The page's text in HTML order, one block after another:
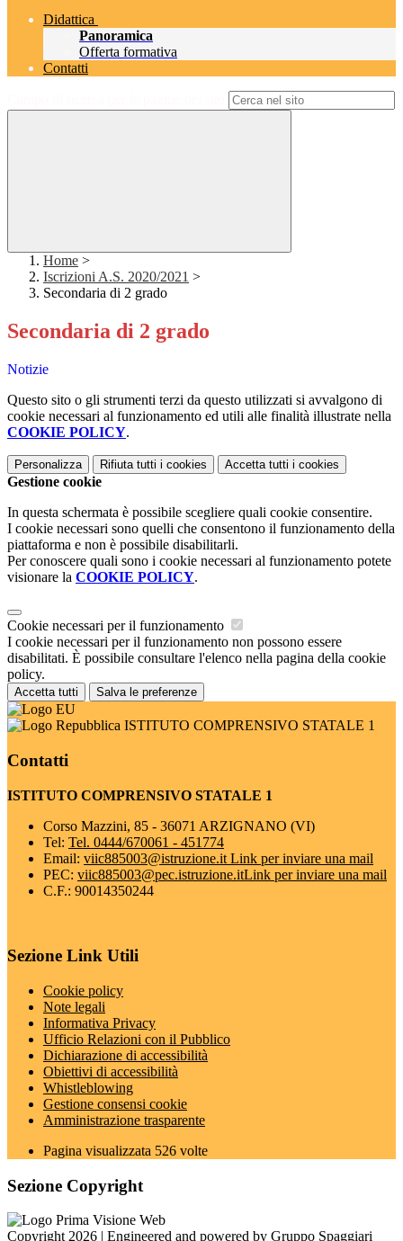
Didattica
Panoramica
Offerta formativa
Contatti
Home >
Iscrizioni A.S. 2020/2021 >
Secondaria di 2 grado
Secondaria di 2 grado
Notizie
Questo sito o gli strumenti terzi da questo utilizzati si avvalgono di
cookie necessari al funzionamento ed utili alle finalità illustrate nella
COOKIE POLICY.
Personalizza Rifiuta tutti i cookies Accetta tutti i cookies
Gestione cookie
In questa schermata è possibile scegliere quali cookie consentire.
I cookie necessari sono quelli che consentono il funzionamento della
piattaforma e non è possibile disabilitarli.
Per conoscere quali sono i cookie necessari al funzionamento potete
visionare la COOKIE POLICY.
Cookie necessari per il funzionamento
I cookie necessari per il funzionamento non possono essere
disabilitati. È possibile consultare l'elenco nella pagina della cookie
policy.
Accetta tutti Salva le preferenze
ISTITUTO COMPRENSIVO STATALE 1
Contatti
ISTITUTO COMPRENSIVO STATALE 1
Corso Mazzini, 85 - 36071 ARZIGNANO (VI)
Tel: Tel. 0444/670061 - 451774
Email: viic885003@istruzione.it Link per inviare una mail
PEC: viic885003@pec.istruzione.itLink per inviare una mail
C.F.: 90014350244
Sezione Link Utili
Cookie policy
Note legali
Informativa Privacy
Ufficio Relazioni con il Pubblico
Dichiarazione di accessibilità
Obiettivi di accessibilità
Whistleblowing
Gestione consensi cookie
Amministrazione trasparente
Pagina visualizzata 526 volte
Sezione Copyright
Copyright 2026 | Engineered and powered by Gruppo Spaggiari